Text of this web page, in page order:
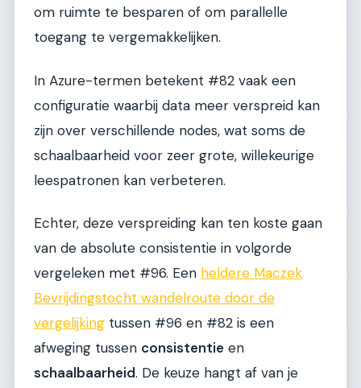
om ruimte te besparen of om parallelle
toegang te vergemakkelijken.
In Azure-termen betekent #82 vaak een
configuratie waarbij data meer verspreid kan
zijn over verschillende nodes, wat soms de
schaalbaarheid voor zeer grote, willekeurige
leespatronen kan verbeteren.
Echter, deze verspreiding kan ten koste gaan
van de absolute consistentie in volgorde
vergeleken met #96. Een heldere Maczek
Bevrijdingstocht wandelroute door de
vergelijking tussen #96 en #82 is een
afweging tussen consistentie en
schaalbaarheid. De keuze hangt af van je